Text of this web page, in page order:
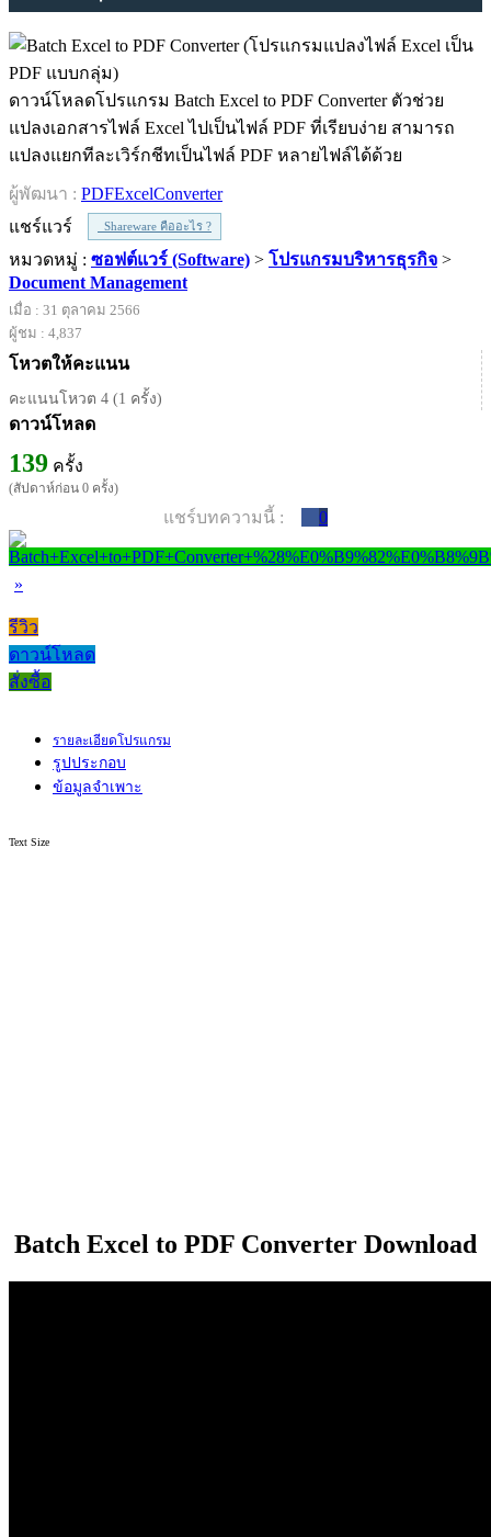
ดาวน์โหลดโปรแกรม Batch Excel to PDF Converter ตัวช่วย
แปลงเอกสารไฟล์ Excel ไปเป็นไฟล์ PDF ที่เรียบง่าย สามารถ
แปลงแยกทีละเวิร์กชีทเป็นไฟล์ PDF หลายไฟล์ได้ด้วย
ผู้พัฒนา : PDFExcelConverter
แชร์แวร์
Shareware คืออะไร ?
หมวดหมู่ : ซอฟต์แวร์ (Software) > โปรแกรมบริหารธุรกิจ >
Document Management
เมื่อ : 31 ตุลาคม 2566
ผู้ชม : 4,837
โหวตให้คะแนน
คะแนนโหวต 4 (1 ครั้ง)
ดาวน์โหลด
139 ครั้ง
(สัปดาห์ก่อน 0 ครั้ง)
แชร์บทความนี้ : 0
»
รีวิว
ดาวน์โหลด
สั่งซื้อ
รายละเอียดโปรแกรม
รูปประกอบ
ข้อมูลจำเพาะ
Text Size
Batch Excel to PDF Converter Download